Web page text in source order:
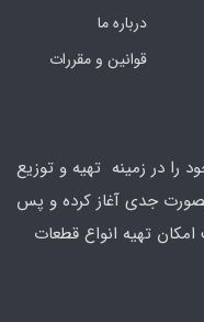
درباره ما
قوانین و مقررات
خود را در زمينه تهيه و توزیع
جدي آغاز كرده و پس
تهیه انواع قطعات